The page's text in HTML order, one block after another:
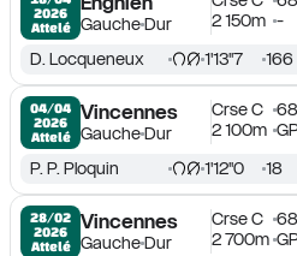
2026
Attelé
GaucheDur
2 150m -
D. Locqueneux 1'13''7 166
04/04
2026
Attelé
Vincennes
GaucheDur
Crse C
2 100m
P. P. Ploquin 1'12''0 18
28/02
2026
Attelé
Vincennes
GaucheDur
Crse C
2 700m